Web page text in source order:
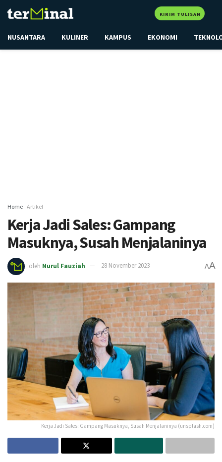
KIRIM TULISAN
NUSANTARA KULINER KAMPUS EKONOMI
Home Artikel
Kerja Jadi Sales: Gampang
Masuknya, Susah Menjalaninya
oleh Nurul Fauziah 28 November 2023 AA
Kerja Jadi Sales: Gampang Masuknya, Susah Menjalaninya (unsplash.com)